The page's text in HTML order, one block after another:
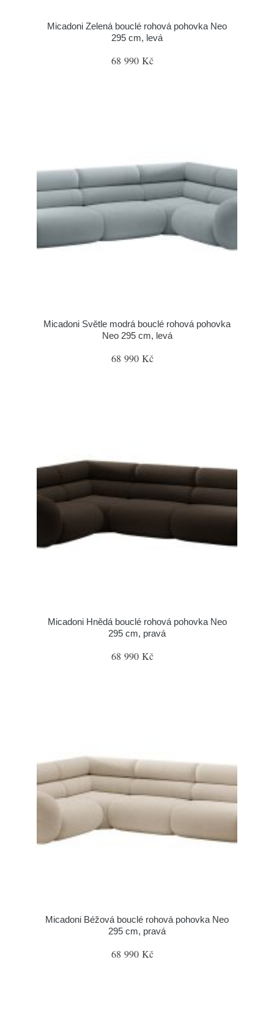
Micadoni Zelená bouclé rohová pohovka Neo
295 cm, levá
68 990 Kč
Micadoni Světle modrá bouclé rohová pohovka
Neo 295 cm, levá
68 990 Kč
Micadoni Hnědá bouclé rohová pohovka Neo
295 cm, pravá
68 990 Kč
Micadoni Béžová bouclé rohová pohovka Neo
295 cm, pravá
68 990 Kč